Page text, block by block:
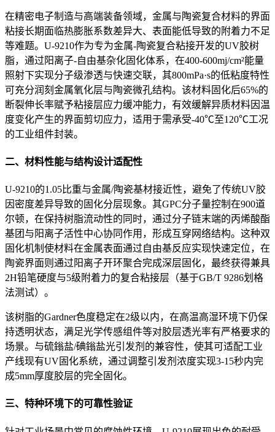
在精密电子制造与高端装备领域，金属与陶瓷复合材料的界面
粘接长期面临热膨胀系数差异大、表面能低导致的附着力不足
等难题。U-9210作为专为金属-陶瓷复合粘接开发的UV胶树
脂，通过阳离子-自由基杂化固化体系，在400-600mj/cm²能量
照射下实现分子级渗透与快速交联，其800mPa·s的低粘度特性
可充分润刻金属氧化层与陶瓷微孔结构。该材料固化后65%的
断裂伸长率赋予粘接层应力缓冲能力，有效缓解异质材料因温
度变化产生的界面剪切应力，适用于需承受-40℃至120℃工况
的工业组件封装。
二、材料性能与结构设计适配性
U-9210的1.05比重与金属/陶瓷基材接近性，避免了传统UV胶
因密度差异导致的固化分层现象。其GPC分子量控制在900道
尔顿，在保持树脂流动性的同时，通过分子链末端的丙烯酸酯
基团与阳离子活性中心协同作用，形成互穿网络结构。这种双
固化机制使材料在金属表面通过自由基反应实现快速定位，在
陶瓷界面则通过阳离子开环聚合完成深层固化，最终获得兼具
2H铅笔硬度与5级附着力的复合粘接层（基于GB/T 9286划格
法测试）。
该树脂的Gardner色度稳定在2级以内，在高温高湿环境下仍保
持透明状态，满足光学传感组件等对胶层透光率有严格要求的
场景。与硫鎓盐/碘鎓盐光引发剂的兼容性，使其可适配工业
产线现有UV固化系统，通过调整引发剂浓度实现3-15秒内完
成5mm厚度胶层的完全固化。
三、特种环境下的可靠性验证